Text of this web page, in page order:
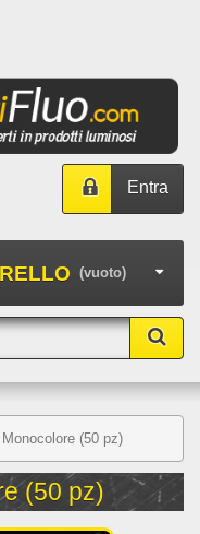
Entra
(vuoto)
(50 pz)
(50 pz)